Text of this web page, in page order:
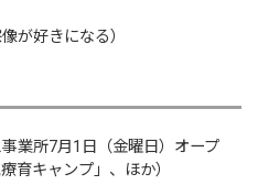
が好きになる）
業所7月1日（金曜日）オープ
育キャンプ」、ほか）